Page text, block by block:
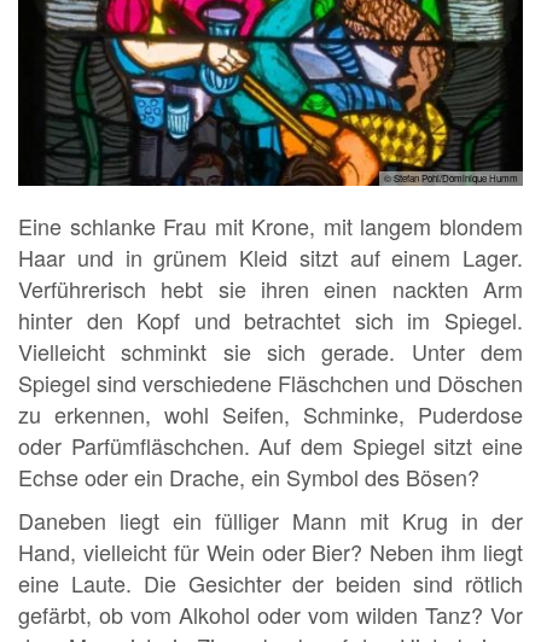
© Stefan Pohl/Dominique Humm
Eine schlanke Frau mit Krone, mit langem blondem
Haar und in grünem Kleid sitzt auf einem Lager.
Verführerisch hebt sie ihren einen nackten Arm
hinter den Kopf und betrachtet sich im Spiegel.
Vielleicht schminkt sie sich gerade. Unter dem
Spiegel sind verschiedene Fläschchen und Döschen
zu erkennen, wohl Seifen, Schminke, Puderdose
oder Parfümfläschchen. Auf dem Spiegel sitzt eine
Echse oder ein Drache, ein Symbol des Bösen?
Daneben liegt ein fülliger Mann mit Krug in der
Hand, vielleicht für Wein oder Bier? Neben ihm liegt
eine Laute. Die Gesichter der beiden sind rötlich
gefärbt, ob vom Alkohol oder vom wilden Tanz? Vor